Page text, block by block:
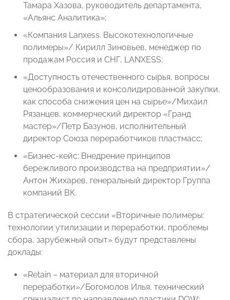
Тамара Хазова, руководитель департамента,
«Альянс Аналитика»;
«Компания Lanxess. Высокотехнологичные
полимеры»/ Кирилл Зиновьев, менеджер по
продажам Россия и СНГ, LANXESS;
«Доступность отечественного сырья, вопросы
ценообразования и консолидированной закупки,
как способа снижения цен на сырье»/Михаил
Рязанцев, коммерческий директор «Гранд
мастер»/Петр Базунов, исполнительный
директор Союза переработчиков пластмасс;
«Бизнес-кейс: Внедрение принципов
бережливого производства на предприятии»/
Антон Жихарев, генеральный директор Группа
компаний ВК.
В стратегической сессии «Вторичные полимеры:
технологии утилизации и переработки, проблемы
сбора, зарубежный опыт» будут представлены
доклады:
«Retain – материал для вторичной
переработки»/Богомолов Илья, технический